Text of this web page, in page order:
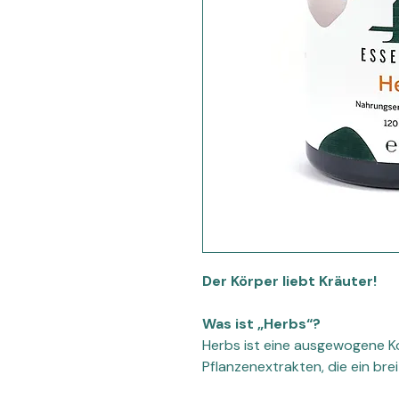
Der Körper liebt Kräuter!
Was ist „Herbs“?
Herbs ist eine ausgewogene
Pflanzenextrakten, die ein